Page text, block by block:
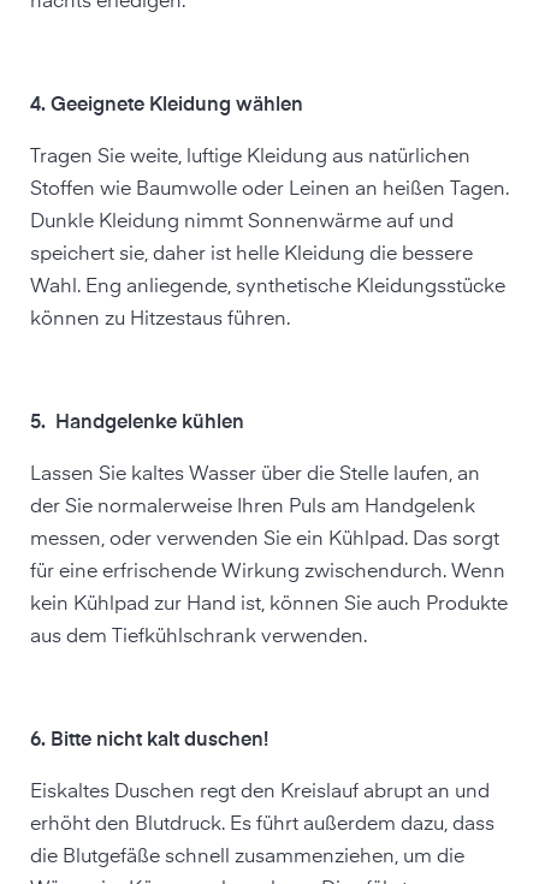
4. Geeignete Kleidung wählen
Tragen Sie weite, luftige Kleidung aus natürlichen
Stoffen wie Baumwolle oder Leinen an heißen Tagen.
Dunkle Kleidung nimmt Sonnenwärme auf und
speichert sie, daher ist helle Kleidung die bessere
Wahl. Eng anliegende, synthetische Kleidungsstücke
können zu Hitzestaus führen.
5. Handgelenke kühlen
Lassen Sie kaltes Wasser über die Stelle laufen, an
der Sie normalerweise Ihren Puls am Handgelenk
messen, oder verwenden Sie ein Kühlpad. Das sorgt
für eine erfrischende Wirkung zwischendurch. Wenn
kein Kühlpad zur Hand ist, können Sie auch Produkte
aus dem Tiefkühlschrank verwenden.
6. Bitte nicht kalt duschen!
Eiskaltes Duschen regt den Kreislauf abrupt an und
erhöht den Blutdruck. Es führt außerdem dazu, dass
die Blutgefäße schnell zusammenziehen, um die